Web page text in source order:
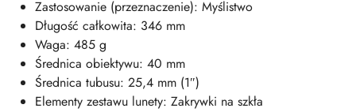
Zastosowanie (przeznaczenie): Myślistwo
Długość całkowita: 346 mm
Waga: 485 g
Średnica obiektywu: 40 mm
Średnica tubusu: 25,4 mm (1″)
Elementy zestawu lunety: Zakrywki na szkła